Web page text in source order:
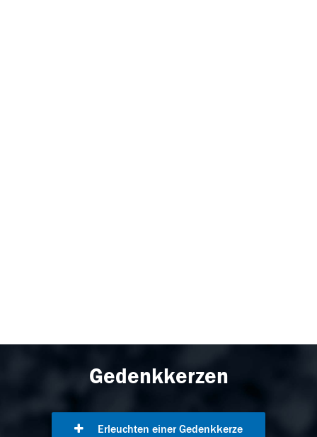
Gedenkkerzen
Erleuchten einer Gedenkkerze